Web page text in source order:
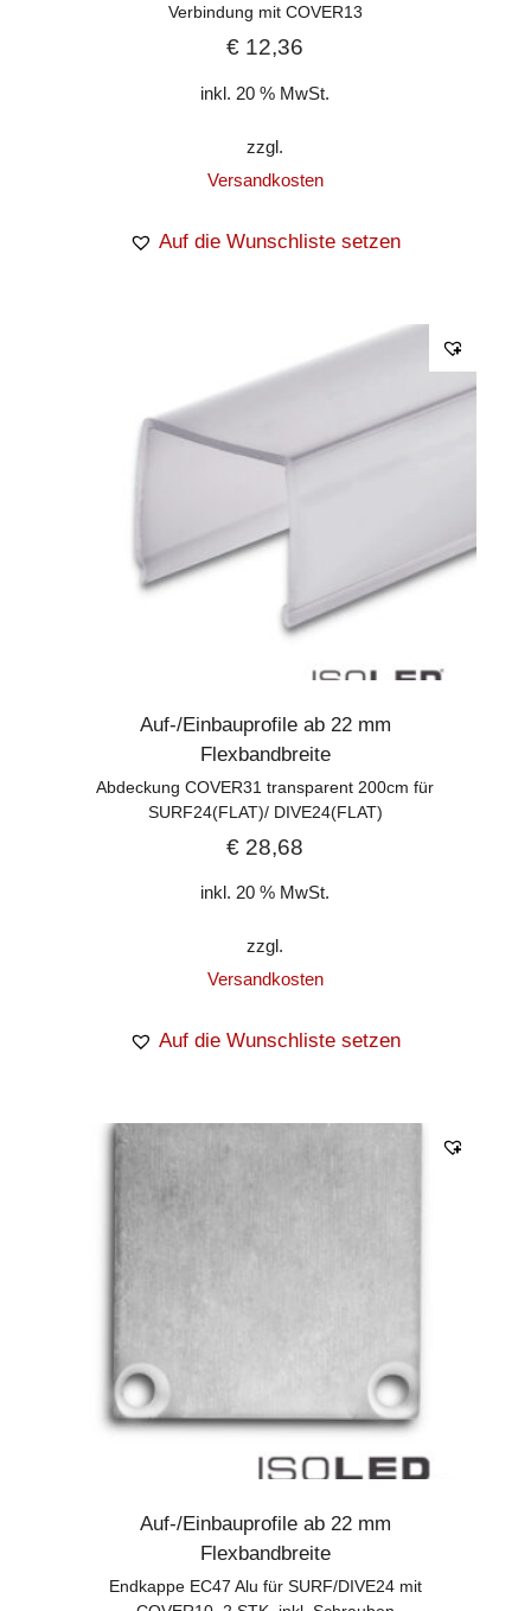
Verbindung mit COVER13
€ 12,36
inkl. 20 % MwSt.
zzgl.
Versandkosten
Auf die Wunschliste setzen
Auf-/Einbauprofile ab 22 mm
Flexbandbreite
Abdeckung COVER31 transparent 200cm für
SURF24(FLAT)/ DIVE24(FLAT)
€ 28,68
inkl. 20 % MwSt.
zzgl.
Versandkosten
Auf die Wunschliste setzen
Auf-/Einbauprofile ab 22 mm
Flexbandbreite
Endkappe EC47 Alu für SURF/DIVE24 mit